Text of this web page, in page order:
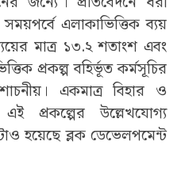
এলাকাভিত্তিক ব্যয়
মাত্র ১৩.২ শতাংশ এবং
প্রকল্প বহির্ভূত কর্মসূচির
একমাত্র বিহার ও
প্রকল্পের উল্লেখযোগ্য
হয়েছে ব্লক ডেভেলপমেন্ট